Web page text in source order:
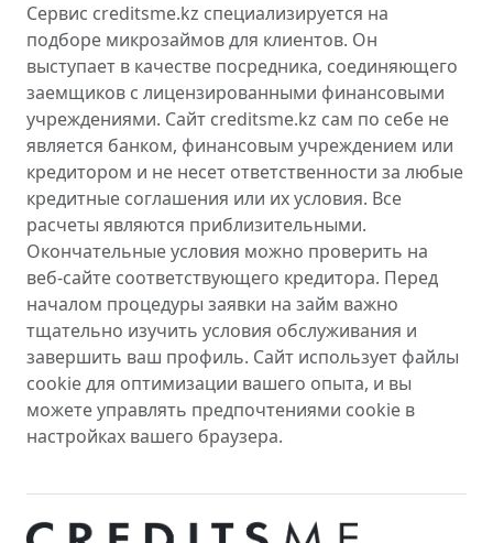
Сервис creditsme.kz специализируется на
подборе микрозаймов для клиентов. Он
выступает в качестве посредника, соединяющего
заемщиков с лицензированными финансовыми
учреждениями. Сайт creditsme.kz сам по себе не
является банком, финансовым учреждением или
кредитором и не несет ответственности за любые
кредитные соглашения или их условия. Все
расчеты являются приблизительными.
Окончательные условия можно проверить на
веб-сайте соответствующего кредитора. Перед
началом процедуры заявки на займ важно
тщательно изучить условия обслуживания и
завершить ваш профиль. Сайт использует файлы
cookie для оптимизации вашего опыта, и вы
можете управлять предпочтениями cookie в
настройках вашего браузера.